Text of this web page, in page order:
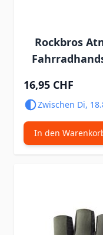
Rockbros
16,95 CHF
Zwischen Di,
In den